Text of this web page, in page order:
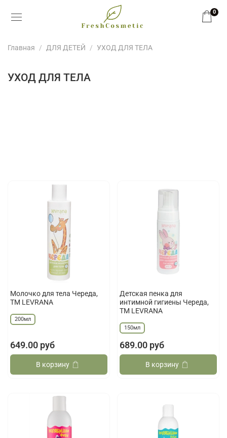
0
Главная ДЛЯ ДЕТЕЙ УХОД ДЛЯ ТЕЛА
УХОД ДЛЯ ТЕЛА
Молочко для тела Череда,
ТМ LEVRANA
200мл
649.00 руб
В корзину
Детская пенка для
интимной гигиены Череда,
ТМ LEVRANA
150мл
689.00 руб
В корзину